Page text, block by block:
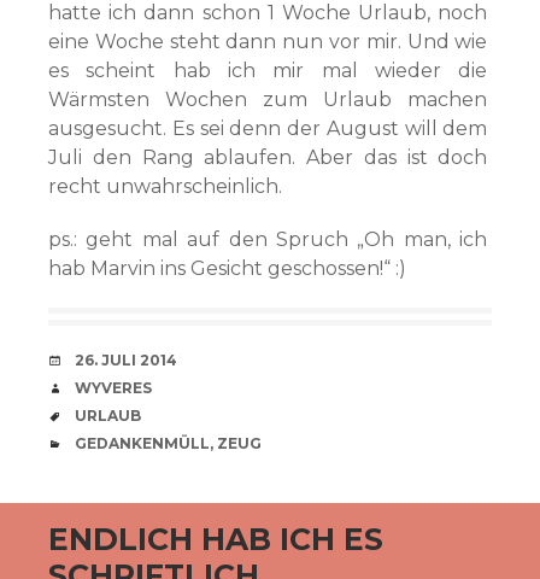
hatte ich dann schon 1 Woche Urlaub, noch
eine Woche steht dann nun vor mir. Und wie
es scheint hab ich mir mal wieder die
Wärmsten Wochen zum Urlaub machen
ausgesucht. Es sei denn der August will dem
Juli den Rang ablaufen. Aber das ist doch
recht unwahrscheinlich.
ps.: geht mal auf den Spruch „Oh man, ich
hab Marvin ins Gesicht geschossen!“ :)
VERABREDUNG
26. JULI 2014
VERFASSER
WYVERES
SCHLAGWÖRTER
URLAUB
CATEGORIES
GEDANKENMÜLL, ZEUG
ENDLICH HAB ICH ES